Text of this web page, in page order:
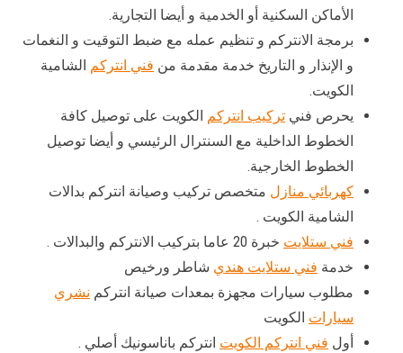
الأماكن السكنية أو الخدمية و أيضا التجارية.
برمجة الانتركم و تنظيم عمله مع ضبط التوقيت و النغمات
و الإنذار و التاريخ خدمة مقدمة من فني انتركم الشامية
الكويت.
يحرص فني تركيب انتركم الكويت على توصيل كافة
الخطوط الداخلية مع السنترال الرئيسي و أيضا توصيل
الخطوط الخارجية.
كهربائي منازل متخصص تركيب وصيانة انتركم بدالات
الشامية الكويت .
فني ستلايت خبرة 20 عاما بتركيب الانتركم والبدالات .
خدمة فني ستلايت هندي شاطر ورخيص
مطلوب سيارات مجهزة بمعدات صيانة انتركم نشري
سيارات الكويت
أول فني انتركم الكويت انتركم باناسونيك أصلي .